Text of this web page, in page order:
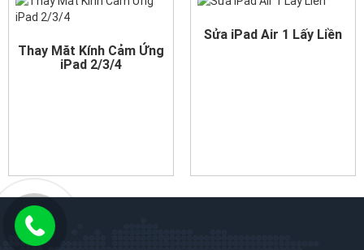
Thay Măt Kính Cảm Ứng
iPad 2/3/4
Sửa iPad Air 1 Lấy Liền